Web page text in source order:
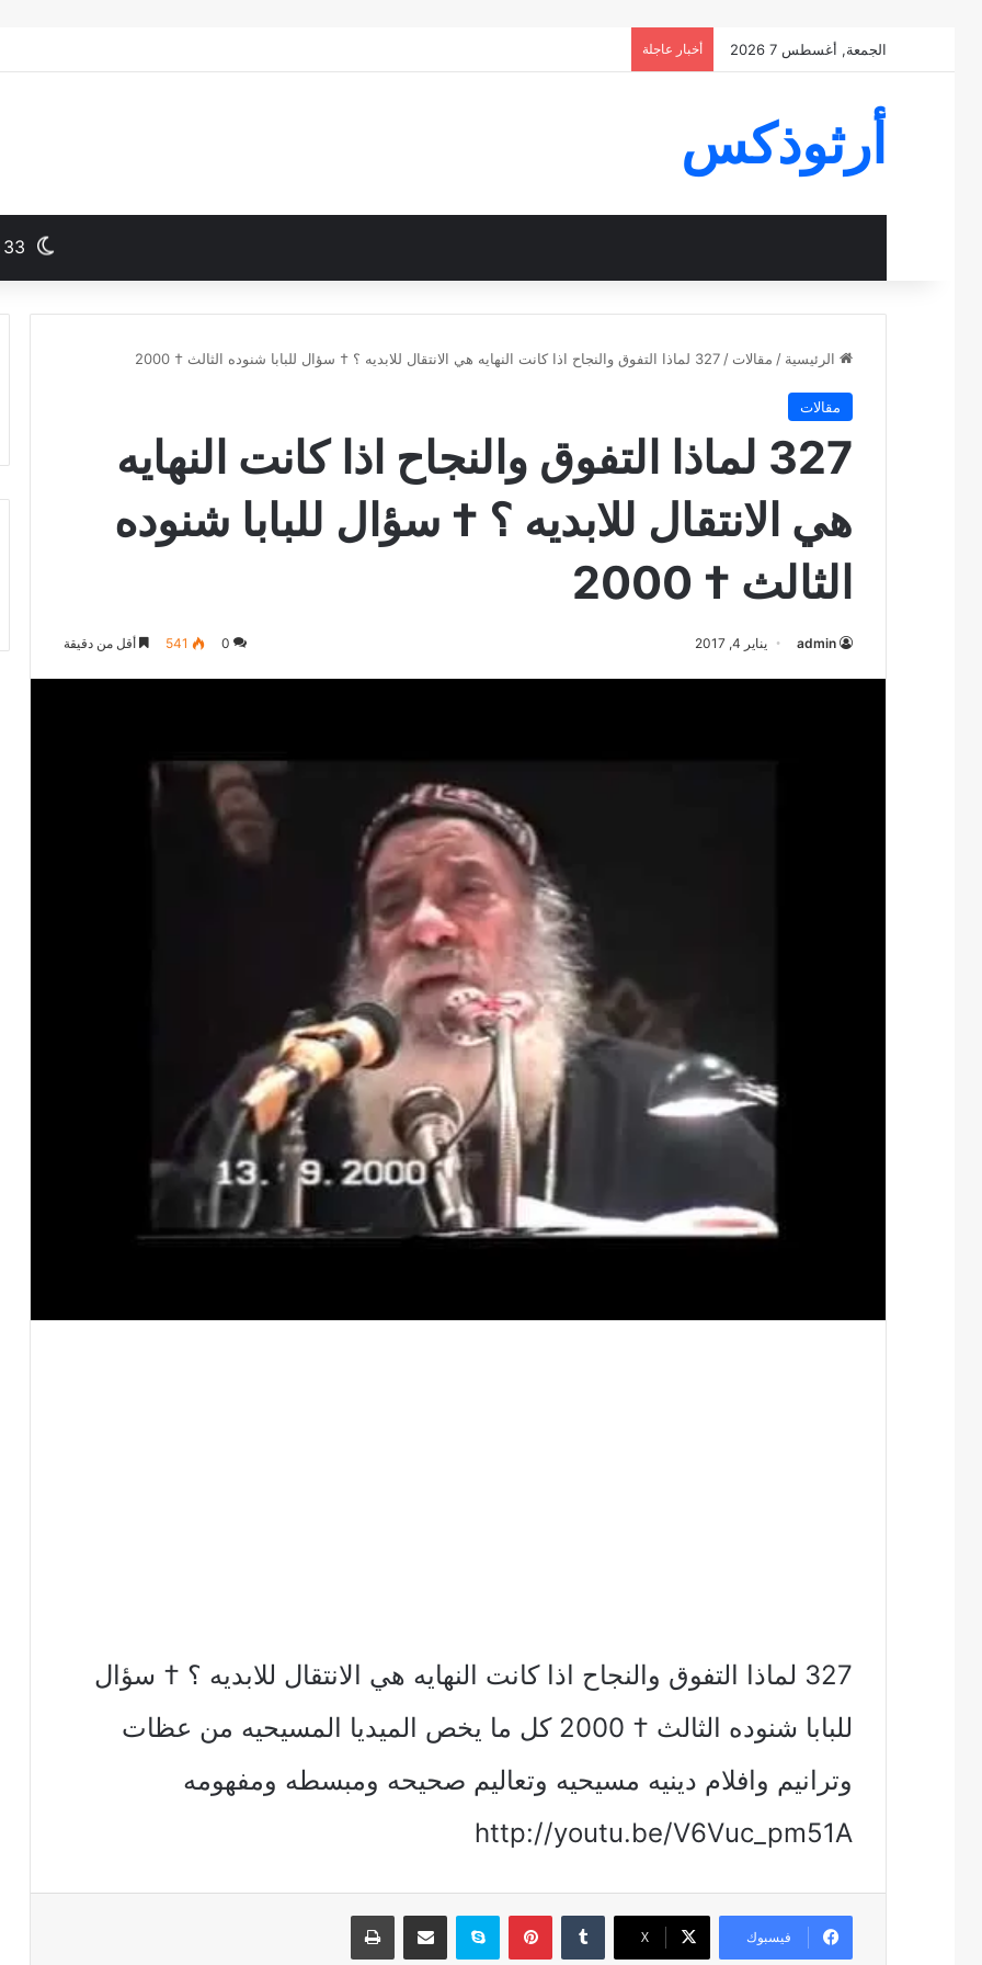
الجمعة, أغسطس 7 2026 أخبار عاجلة
أرثوذكس
33
الرئيسية / مقالات / 327 لماذا التفوق والنجاح اذا كانت النهايه هي الانتقال للابديه ؟ † سؤال للبابا شنوده الثالث † 2000
مقالات
327 لماذا التفوق والنجاح اذا كانت النهايه
هي الانتقال للابديه ؟ † سؤال للبابا شنوده
الثالث † 2000
admin يناير 4, 2017 0
541 أقل من دقيقة
327 لماذا التفوق والنجاح اذا كانت النهايه هي الانتقال للابديه ؟ † سؤال
للبابا شنوده الثالث † 2000 كل ما يخص الميديا المسيحيه من عظات
وترانيم وافلام دينيه مسيحيه وتعاليم صحيحه ومبسطه ومفهومه
http://youtu.be/V6Vuc_pm51A
فيسبوك ‫X
بينتيريستسكايب مشاركة عبر البريد طباعة